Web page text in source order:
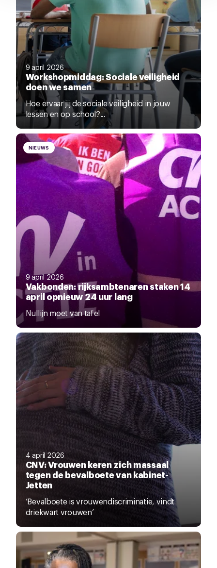
9 april 2026
Workshopmiddag: Sociale veiligheid
doen we samen
Hoe ervaar jij de sociale veiligheid in jouw
lessen en op school?...
NIEUWS
9 april 2026
Vakbonden: rijksambtenaren staken 14
april opnieuw 24 uur lang
Nullijn moet van tafel
4 april 2026
CNV: Vrouwen keren zich massaal
tegen de bevalboete van kabinet-
Jetten
‘Bevalboete is vrouwendiscriminatie, vindt
driekwart vrouwen’